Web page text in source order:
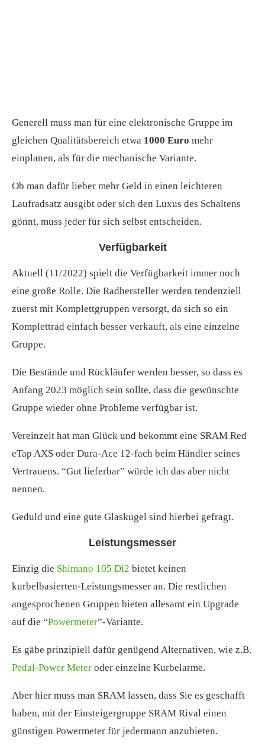
Generell muss man für eine elektronische Gruppe im
gleichen Qualitätsbereich etwa 1000 Euro mehr
einplanen, als für die mechanische Variante.
Ob man dafür lieber mehr Geld in einen leichteren
Laufradsatz ausgibt oder sich den Luxus des Schaltens
gönnt, muss jeder für sich selbst entscheiden.
Verfügbarkeit
Aktuell (11/2022) spielt die Verfügbarkeit immer noch
eine große Rolle. Die Radhersteller werden tendenziell
zuerst mit Komplettgruppen versorgt, da sich so ein
Komplettrad einfach besser verkauft, als eine einzelne
Gruppe.
Die Bestände und Rückläufer werden besser, so dass es
Anfang 2023 möglich sein sollte, dass die gewünschte
Gruppe wieder ohne Probleme verfügbar ist.
Vereinzelt hat man Glück und bekommt eine SRAM Red
eTap AXS oder Dura-Ace 12-fach beim Händler seines
Vertrauens. “Gut lieferbar” würde ich das aber nicht
nennen.
Geduld und eine gute Glaskugel sind hierbei gefragt.
Leistungsmesser
Einzig die Shimano 105 Di2 bietet keinen
kurbelbasierten-Leistungsmesser an. Die restlichen
angesprochenen Gruppen bieten allesamt ein Upgrade
auf die “Powermeter”-Variante.
Es gäbe prinzipiell dafür genügend Alternativen, wie z.B.
Pedal-Power Meter oder einzelne Kurbelarme.
Aber hier muss man SRAM lassen, dass Sie es geschafft
haben, mit der Einsteigergruppe SRAM Rival einen
günstigen Powermeter für jedermann anzubieten.